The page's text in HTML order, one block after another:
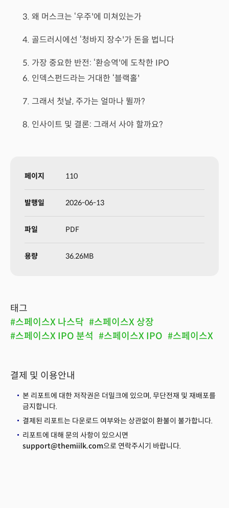
3. 왜 머스크는 ‘우주'에 미쳐있는가
4. 골드러시에선 ‘청바지 장수'가 돈을 법니다
5. 가장 중요한 반전: ‘환승역'에 도착한 IPO
6. 인덱스펀드라는 거대한 ‘블랙홀'
7. 그래서 첫날, 주가는 얼마나 뛸까?
8. 인사이트 및 결론: 그래서 사야 할까요?
페이지 110
발행일 2026-06-13
파일 PDF
용량 36.26MB
태그
#스페이스X 나스닥 #스페이스X 상장
#스페이스X IPO 분석 #스페이스X IPO #스페이스X
결제 및 이용안내
본 리포트에 대한 저작권은 더밀크에 있으며, 무단전재 및 재배포를
금지합니다.
결제된 리포트는 다운로드 여부와는 상관없이 환불이 불가합니다.
리포트에 대해 문의 사항이 있으시면
support@themiilk.com으로 연락주시기 바랍니다.
결제 중 오류가 발생했습니다.